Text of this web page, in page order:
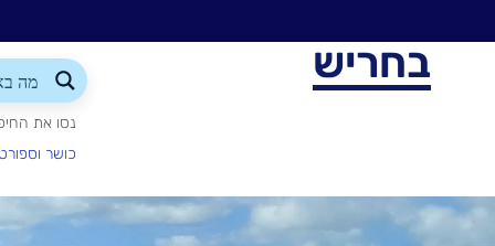
בחריש
נסו את
כושר